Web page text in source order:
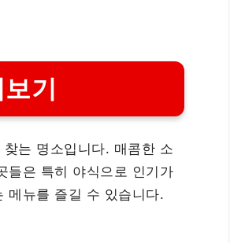
기
는 명소입니다. 매콤한 소
들은 특히 야식으로 인기가
메뉴를 즐길 수 있습니다.